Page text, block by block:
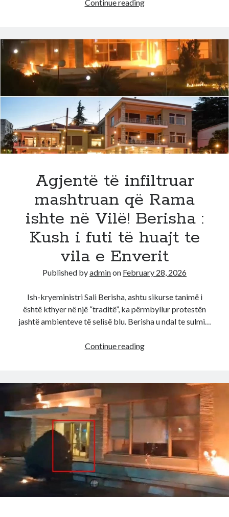
Continue reading
arritën!
Donald
Trump
shpall
e
Khameneit:
Një
nga
njerëzit
të
këqij
në
ka
vdekur!
Agjentë të infiltruar
mashtruan që Rama
ishte në Vilë! Berisha :
Kush i futi të huajt te
vila e Enverit
Published byadminon February 28, 2026
Ish-kryeministri Sali Berisha, ashtu sikurse tanimë i
është kthyer në një “traditë”, ka përmbyllur protestën
jashtë ambienteve të selisë blu. Berisha u ndal te sulmi…
Continue readingAgjentë
mashtruan
ishte
Vilë!
Berisha
:
Kush
i